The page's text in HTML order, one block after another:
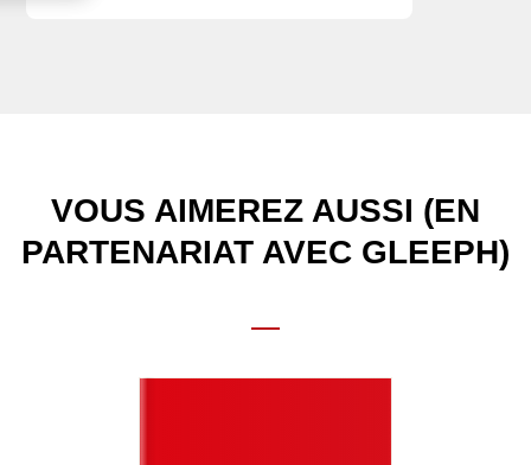
VOUS AIMEREZ AUSSI (EN
PARTENARIAT AVEC GLEEPH)